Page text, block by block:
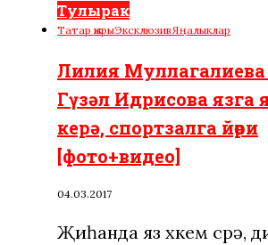
Тулырак
Татар җырыЭксклюзивЯңалыклар
Лилия Муллагалиева
Гүзәл Идрисова язга
керә, спортзалга йөри
[фото+видео]
04.03.2017
Җиһанда яз хөкем сөрә,